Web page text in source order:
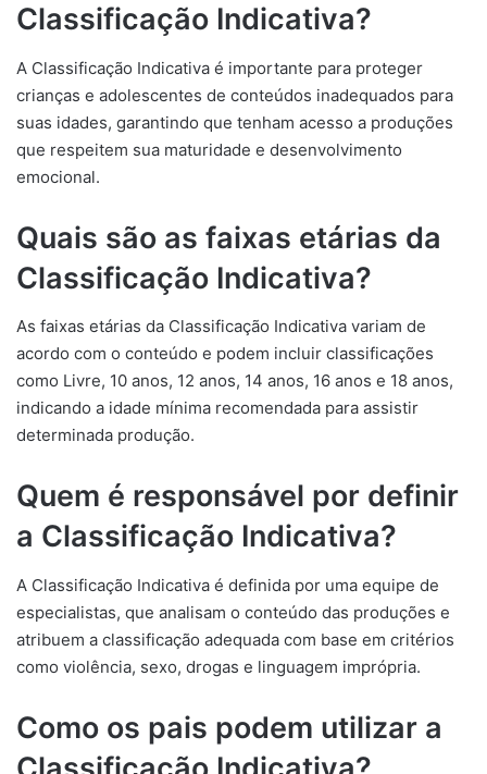
Classificação Indicativa?
A Classificação Indicativa é importante para proteger
crianças e adolescentes de conteúdos inadequados para
suas idades, garantindo que tenham acesso a produções
que respeitem sua maturidade e desenvolvimento
emocional.
Quais são as faixas etárias da
Classificação Indicativa?
As faixas etárias da Classificação Indicativa variam de
acordo com o conteúdo e podem incluir classificações
como Livre, 10 anos, 12 anos, 14 anos, 16 anos e 18 anos,
indicando a idade mínima recomendada para assistir
determinada produção.
Quem é responsável por definir
a Classificação Indicativa?
A Classificação Indicativa é definida por uma equipe de
especialistas, que analisam o conteúdo das produções e
atribuem a classificação adequada com base em critérios
como violência, sexo, drogas e linguagem imprópria.
Como os pais podem utilizar a